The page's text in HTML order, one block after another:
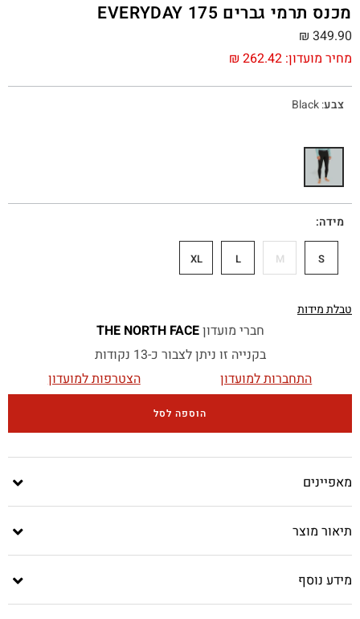
מכנס תרמי גברים 175 EVERYDAY
מחיר מועדון: ₪ 262.42
₪ 349.90
צבע:
Black
מידה
S
M
L
XL
טבלת מידות
חברי מועדוןTHE NORTH FACE
בקנייה זו ניתן לצבור כ-13 נקודות
התחברות למועדון
הצטרפות למועדון
הוספה לסל
מאפיינים
תיאור מוצר
מידע נוסף